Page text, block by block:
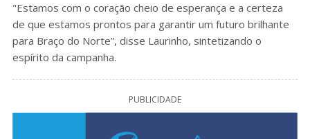
"Estamos com o coração cheio de esperança e a certeza
de que estamos prontos para garantir um futuro brilhante
para Braço do Norte”, disse Laurinho, sintetizando o
espírito da campanha.
PUBLICIDADE